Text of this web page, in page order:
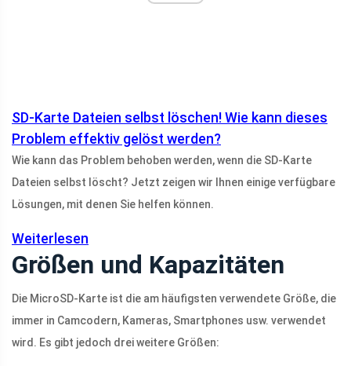
SD-Karte Dateien selbst löschen! Wie kann dieses
Problem effektiv gelöst werden?
Wie kann das Problem behoben werden, wenn die SD-Karte
Dateien selbst löscht? Jetzt zeigen wir Ihnen einige verfügbare
Lösungen, mit denen Sie helfen können.
Weiterlesen
Größen und Kapazitäten
Die MicroSD-Karte ist die am häufigsten verwendete Größe, die
immer in Camcodern, Kameras, Smartphones usw. verwendet
wird. Es gibt jedoch drei weitere Größen: